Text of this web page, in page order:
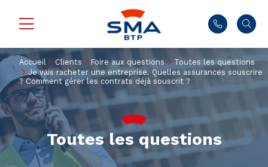
Accueil Clients Foire aux questions
Toutes les questions
Je vais racheter une entreprise. Quelles assurances souscrire
? Comment gérer les contrats déjà souscrit ?
Toutes les questions